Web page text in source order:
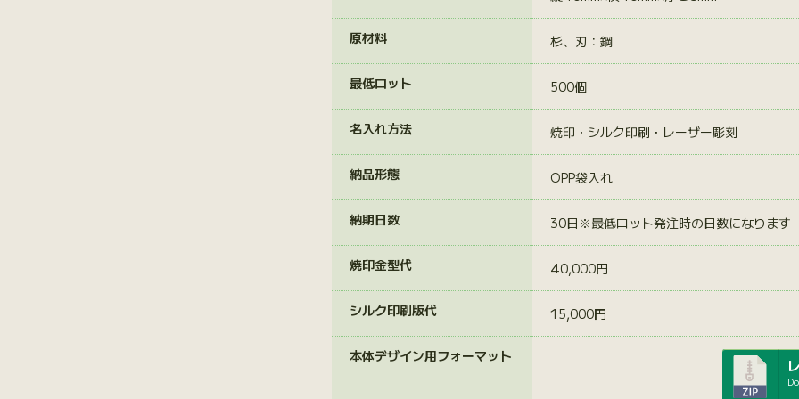
原材料 杉、刃：鋼
最低ロット 500個
名入れ方法 焼印・シルク印刷・レーザー彫刻
納品形態 OPP袋入れ
納期日数 30日※最低ロット発注時の日数になります
焼印金型代 40,000円
シルク印刷版代 15,000円
本体デザイン用フォーマット